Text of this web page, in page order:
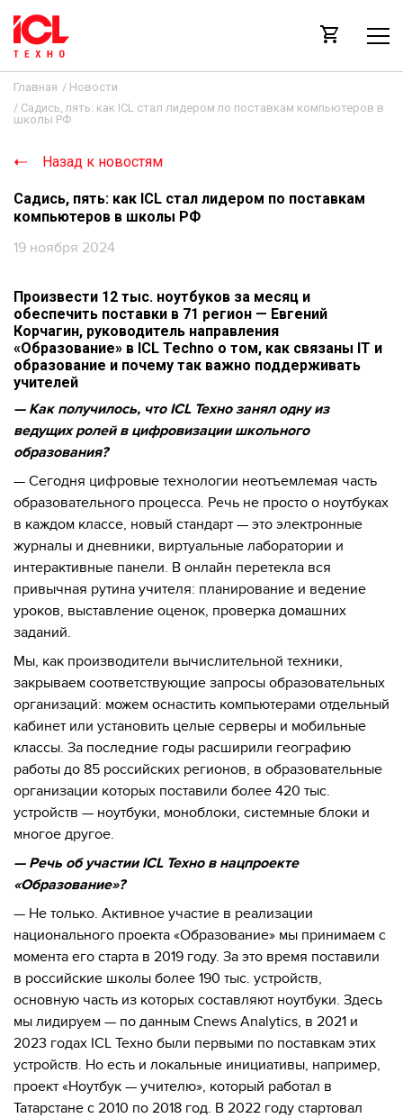
Главная / Новости
/ Садись, пять: как ICL стал лидером по поставкам компьютеров в
школы РФ
Назад к новостям
Садись, пять: как ICL стал лидером по поставкам
компьютеров в школы РФ
19 ноября 2024
Произвести 12 тыс. ноутбуков за месяц и
обеспечить поставки в 71 регион — Евгений
Корчагин, руководитель направления
«Образование» в ICL Techno о том, как связаны IT и
образование и почему так важно поддерживать
учителей
— Как получилось, что ICL Техно занял одну из
ведущих ролей в цифровизации школьного
образования?
— Сегодня цифровые технологии неотъемлемая часть
образовательного процесса. Речь не просто о ноутбуках
в каждом классе, новый стандарт — это электронные
журналы и дневники, виртуальные лаборатории и
интерактивные панели. В онлайн перетекла вся
привычная рутина учителя: планирование и ведение
уроков, выставление оценок, проверка домашних
заданий.
Мы, как производители вычислительной техники,
закрываем соответствующие запросы образовательных
организаций: можем оснастить компьютерами отдельный
кабинет или установить целые серверы и мобильные
классы. За последние годы расширили географию
работы до 85 российских регионов, в образовательные
организации которых поставили более 420 тыс.
устройств — ноутбуки, моноблоки, системные блоки и
многое другое.
— Речь об участии ICL Техно в нацпроекте
«Образование»?
— Не только. Активное участие в реализации
национального проекта «Образование» мы принимаем с
момента его старта в 2019 году. За это время поставили
в российские школы более 190 тыс. устройств,
основную часть из которых составляют ноутбуки. Здесь
мы лидируем — по данным Cnews Analytics, в 2021 и
2023 годах ICL Техно были первыми по поставкам этих
устройств. Но есть и локальные инициативы, например,
проект «Ноутбук — учителю», который работал в
Татарстане с 2010 по 2018 год. В 2022 году стартовал